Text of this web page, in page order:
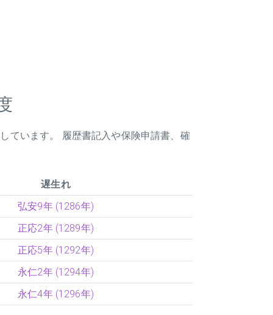
ています。 履歴書記入や保険申請書、確
遅生れ
弘安9年 (1286年)
正応2年 (1289年)
正応5年 (1292年)
永仁2年 (1294年)
永仁4年 (1296年)